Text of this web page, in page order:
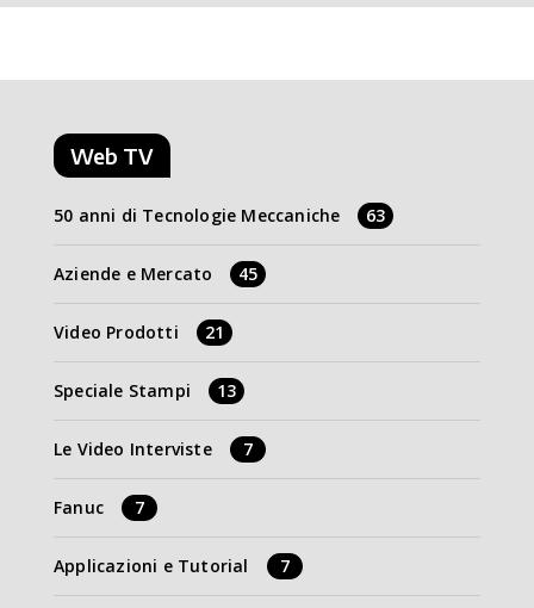
Web TV
50 anni di Tecnologie Meccaniche 63
Aziende e Mercato 45
Video Prodotti 21
Speciale Stampi 13
Le Video Interviste 7
Fanuc 7
Applicazioni e Tutorial 7